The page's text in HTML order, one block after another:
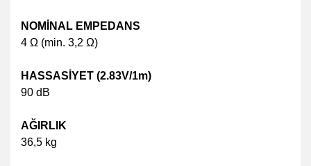
NOMİNAL EMPEDANS
4 Ω (min. 3,2 Ω)
HASSASİYET (2.83V/1m)
90 dB
AĞIRLIK
36,5 kg